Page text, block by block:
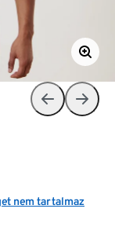
nem tartalmaz